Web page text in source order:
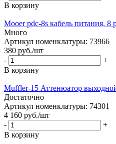
В корзину
Mooer pdc-8s кабель питания, 8
Много
Артикул номенклатуры: 73966
380 руб./шт
-
+
В корзину
Muffler-15 Аттенюатор
Достаточно
Артикул номенклатуры: 74301
4 160 руб./шт
-
+
В корзину